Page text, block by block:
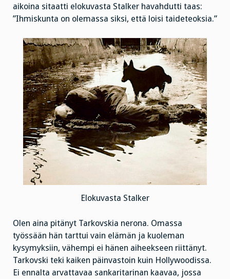
aikoina sitaatti elokuvasta Stalker havahdutti taas:
”Ihmiskunta on olemassa siksi, että loisi taideteoksia.”
Elokuvasta Stalker
Olen aina pitänyt Tarkovskia nerona. Omassa
työssään hän tarttui vain elämän ja kuoleman
kysymyksiin, vähempi ei hänen aiheekseen riittänyt.
Tarkovski teki kaiken päinvastoin kuin Hollywoodissa.
Ei ennalta arvattavaa sankaritarinan kaavaa, jossa